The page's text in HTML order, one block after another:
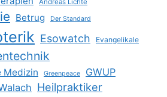
Andreas Lichte
Betrug Der Standard
Esowatch Evangelikale
Medizin Greenpeace GWUP
Heilpraktiker